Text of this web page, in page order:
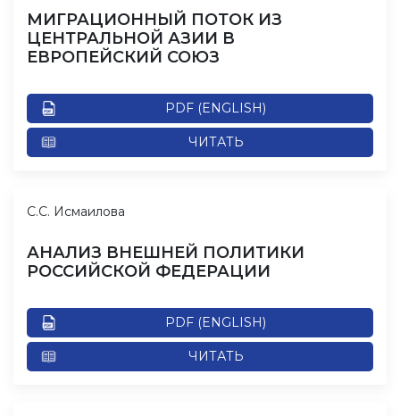
МИГРАЦИОННЫЙ ПОТОК ИЗ
ЦЕНТРАЛЬНОЙ АЗИИ В
ЕВРОПЕЙСКИЙ СОЮЗ
PDF (ENGLISH)
ЧИТАТЬ
С.С. Исмаилова
АНАЛИЗ ВНЕШНЕЙ ПОЛИТИКИ
РОССИЙСКОЙ ФЕДЕРАЦИИ
PDF (ENGLISH)
ЧИТАТЬ